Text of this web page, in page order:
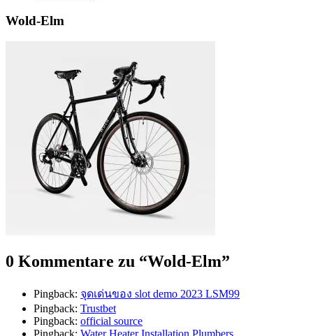
Wold-Elm
0 Kommentare zu “Wold-Elm”
Pingback: จุดเด่นของ slot demo 2023 LSM99
Pingback: Trustbet
Pingback: official source